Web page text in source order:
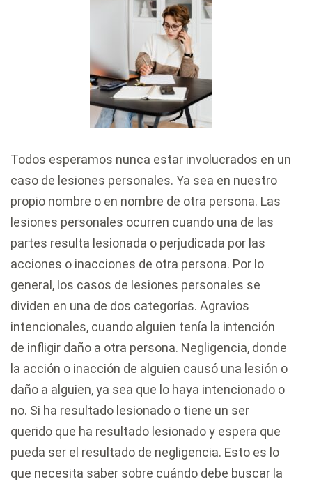
Todos esperamos nunca estar involucrados en un
caso de lesiones personales. Ya sea en nuestro
propio nombre o en nombre de otra persona. Las
lesiones personales ocurren cuando una de las
partes resulta lesionada o perjudicada por las
acciones o inacciones de otra persona. Por lo
general, los casos de lesiones personales se
dividen en una de dos categorías. Agravios
intencionales, cuando alguien tenía la intención
de infligir daño a otra persona. Negligencia, donde
la acción o inacción de alguien causó una lesión o
daño a alguien, ya sea que lo haya intencionado o
no. Si ha resultado lesionado o tiene un ser
querido que ha resultado lesionado y espera que
pueda ser el resultado de negligencia. Esto es lo
que necesita saber sobre cuándo debe buscar la